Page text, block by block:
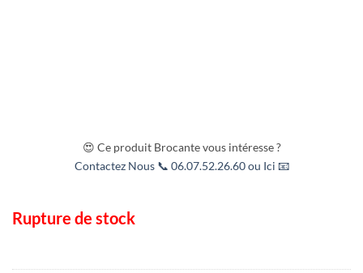
😍 Ce produit Brocante vous intéresse ?
Contactez Nous 📞 06.07.52.26.60 ou Ici 📧
Rupture de stock